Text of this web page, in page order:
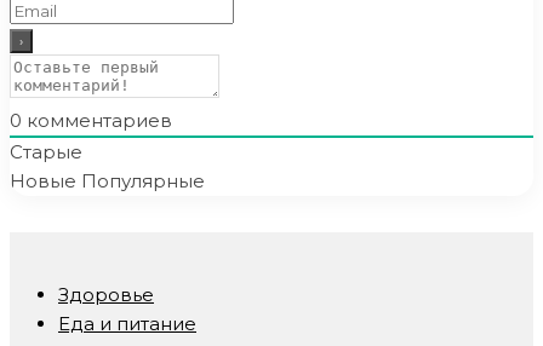
0 комментариев
Старые
Новые Популярные
Здоровье
Еда и питание